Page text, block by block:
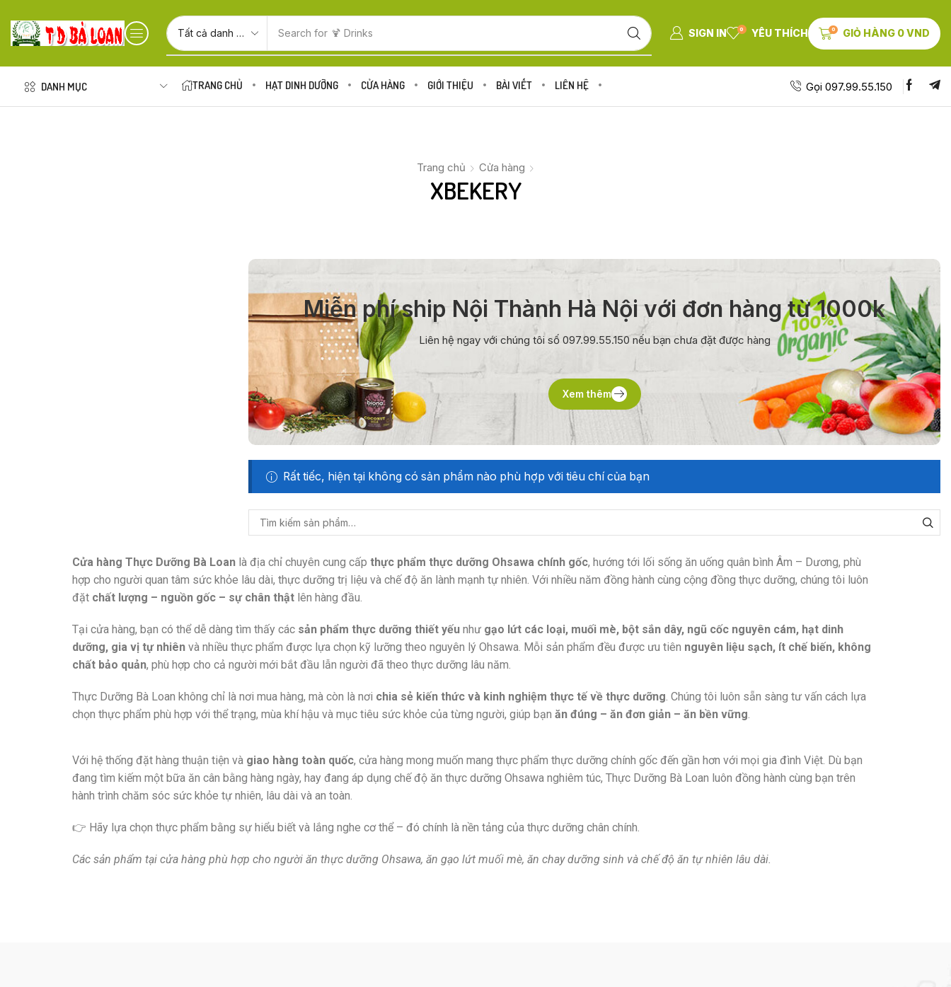
Search for 🍹 Drinks SIGN IN 0 YÊU THÍCH 0 GIỎ HÀNG 0VND
DANH MỤC TRANG CHỦ HẠT DINH DƯỠNG CỬA HÀNG GIỚI THIỆU BÀI VIẾT LIÊN HỆ Gọi 097.99.55.150
Trang chủ Cửa hàng
XBEKERY
Miễn phí ship Nội Thành Hà Nội với đơn hàng từ 1000k
Liên hệ ngay với chúng tôi số 097.99.55.150 nếu bạn chưa đặt được hàng
Xem thêm
Rất tiếc, hiện tại không có sản phẩm nào phù hợp với tiêu chí của bạn
Cửa hàng Thực Dưỡng Bà Loan là địa chỉ chuyên cung cấp thực phẩm thực dưỡng Ohsawa chính gốc, hướng tới lối sống ăn uống quân bình Âm – Dương, phù
hợp cho người quan tâm sức khỏe lâu dài, thực dưỡng trị liệu và chế độ ăn lành mạnh tự nhiên. Với nhiều năm đồng hành cùng cộng đồng thực dưỡng, chúng tôi luôn
đặt chất lượng – nguồn gốc – sự chân thật lên hàng đầu.
Tại cửa hàng, bạn có thể dễ dàng tìm thấy các sản phẩm thực dưỡng thiết yếu như gạo lứt các loại, muối mè, bột sắn dây, ngũ cốc nguyên cám, hạt dinh
dưỡng, gia vị tự nhiên và nhiều thực phẩm được lựa chọn kỹ lưỡng theo nguyên lý Ohsawa. Mỗi sản phẩm đều được ưu tiên nguyên liệu sạch, ít chế biến, không
chất bảo quản, phù hợp cho cả người mới bắt đầu lẫn người đã theo thực dưỡng lâu năm.
Thực Dưỡng Bà Loan không chỉ là nơi mua hàng, mà còn là nơi chia sẻ kiến thức và kinh nghiệm thực tế về thực dưỡng. Chúng tôi luôn sẵn sàng tư vấn cách lựa
chọn thực phẩm phù hợp với thể trạng, mùa khí hậu và mục tiêu sức khỏe của từng người, giúp bạn ăn đúng – ăn đơn giản – ăn bền vững.
Với hệ thống đặt hàng thuận tiện và giao hàng toàn quốc, cửa hàng mong muốn mang thực phẩm thực dưỡng chính gốc đến gần hơn với mọi gia đình Việt. Dù bạn
đang tìm kiếm một bữa ăn cân bằng hàng ngày, hay đang áp dụng chế độ ăn thực dưỡng Ohsawa nghiêm túc, Thực Dưỡng Bà Loan luôn đồng hành cùng bạn trên
hành trình chăm sóc sức khỏe tự nhiên, lâu dài và an toàn.
👉 Hãy lựa chọn thực phẩm bằng sự hiểu biết và lắng nghe cơ thể – đó chính là nền tảng của thực dưỡng chân chính.
Các sản phẩm tại cửa hàng phù hợp cho người ăn thực dưỡng Ohsawa, ăn gạo lứt muối mè, ăn chay dưỡng sinh và chế độ ăn tự nhiên lâu dài.